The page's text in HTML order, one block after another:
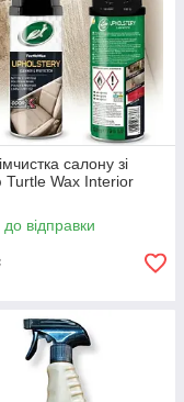
салону зі
Turtle Wax Interior
до відправки